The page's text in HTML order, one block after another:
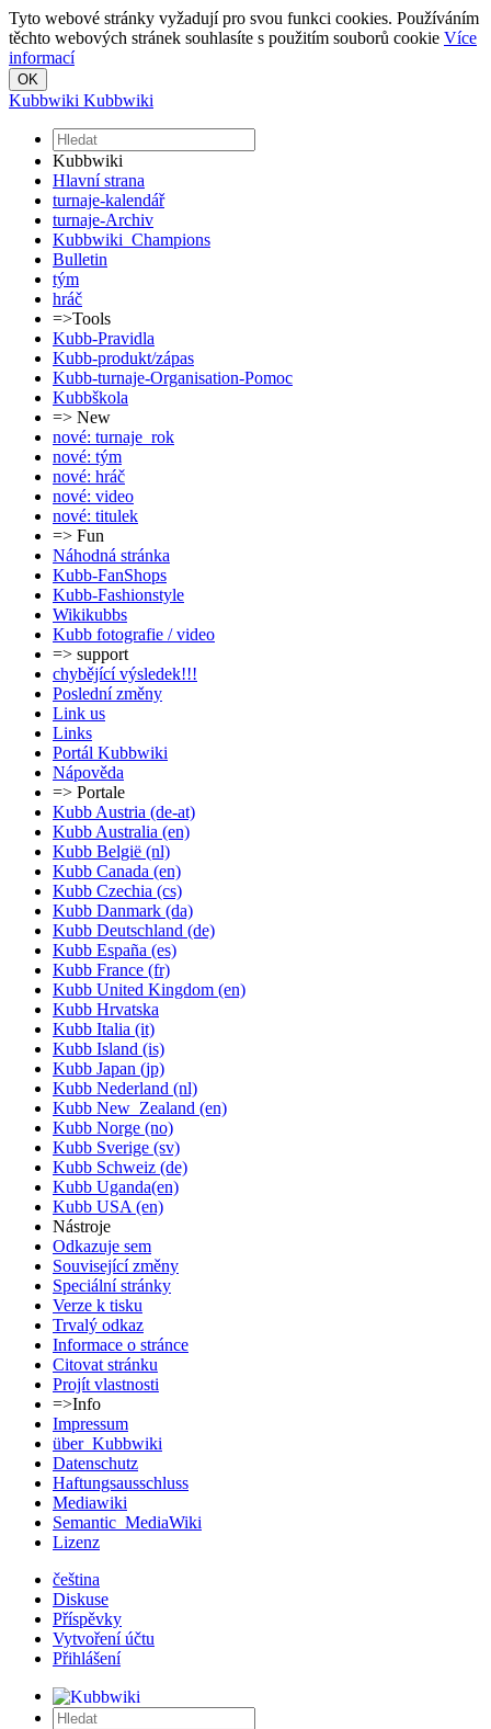
Tyto webové stránky vyžadují pro svou funkci cookies. Používáním
těchto webových stránek souhlasíte s použitím souborů cookie Více
informací
Kubbwiki Kubbwiki
Kubbwiki
Hlavní strana
turnaje-kalendář
turnaje-Archiv
Kubbwiki_Champions
Bulletin
tým
hráč
=>Tools
Kubb-Pravidla
Kubb-produkt/zápas
Kubb-turnaje-Organisation-Pomoc
Kubbškola
=> New
nové: turnaje_rok
nové: tým
nové: hráč
nové: video
nové: titulek
=> Fun
Náhodná stránka
Kubb-FanShops
Kubb-Fashionstyle
Wikikubbs
Kubb fotografie / video
=> support
chybějící výsledek!!!
Poslední změny
Link us
Links
Portál Kubbwiki
Nápověda
=> Portale
Kubb Austria (de-at)
Kubb Australia (en)
Kubb België (nl)
Kubb Canada (en)
Kubb Czechia (cs)
Kubb Danmark (da)
Kubb Deutschland (de)
Kubb España (es)
Kubb France (fr)
Kubb United Kingdom (en)
Kubb Hrvatska
Kubb Italia (it)
Kubb Island (is)
Kubb Japan (jp)
Kubb Nederland (nl)
Kubb New_Zealand (en)
Kubb Norge (no)
Kubb Sverige (sv)
Kubb Schweiz (de)
Kubb Uganda(en)
Kubb USA (en)
Nástroje
Odkazuje sem
Související změny
Speciální stránky
Verze k tisku
Trvalý odkaz
Informace o stránce
Citovat stránku
Projít vlastnosti
=>Info
Impressum
über_Kubbwiki
Datenschutz
Haftungsausschluss
Mediawiki
Semantic_MediaWiki
Lizenz
čeština
Diskuse
Příspěvky
Vytvoření účtu
Přihlášení